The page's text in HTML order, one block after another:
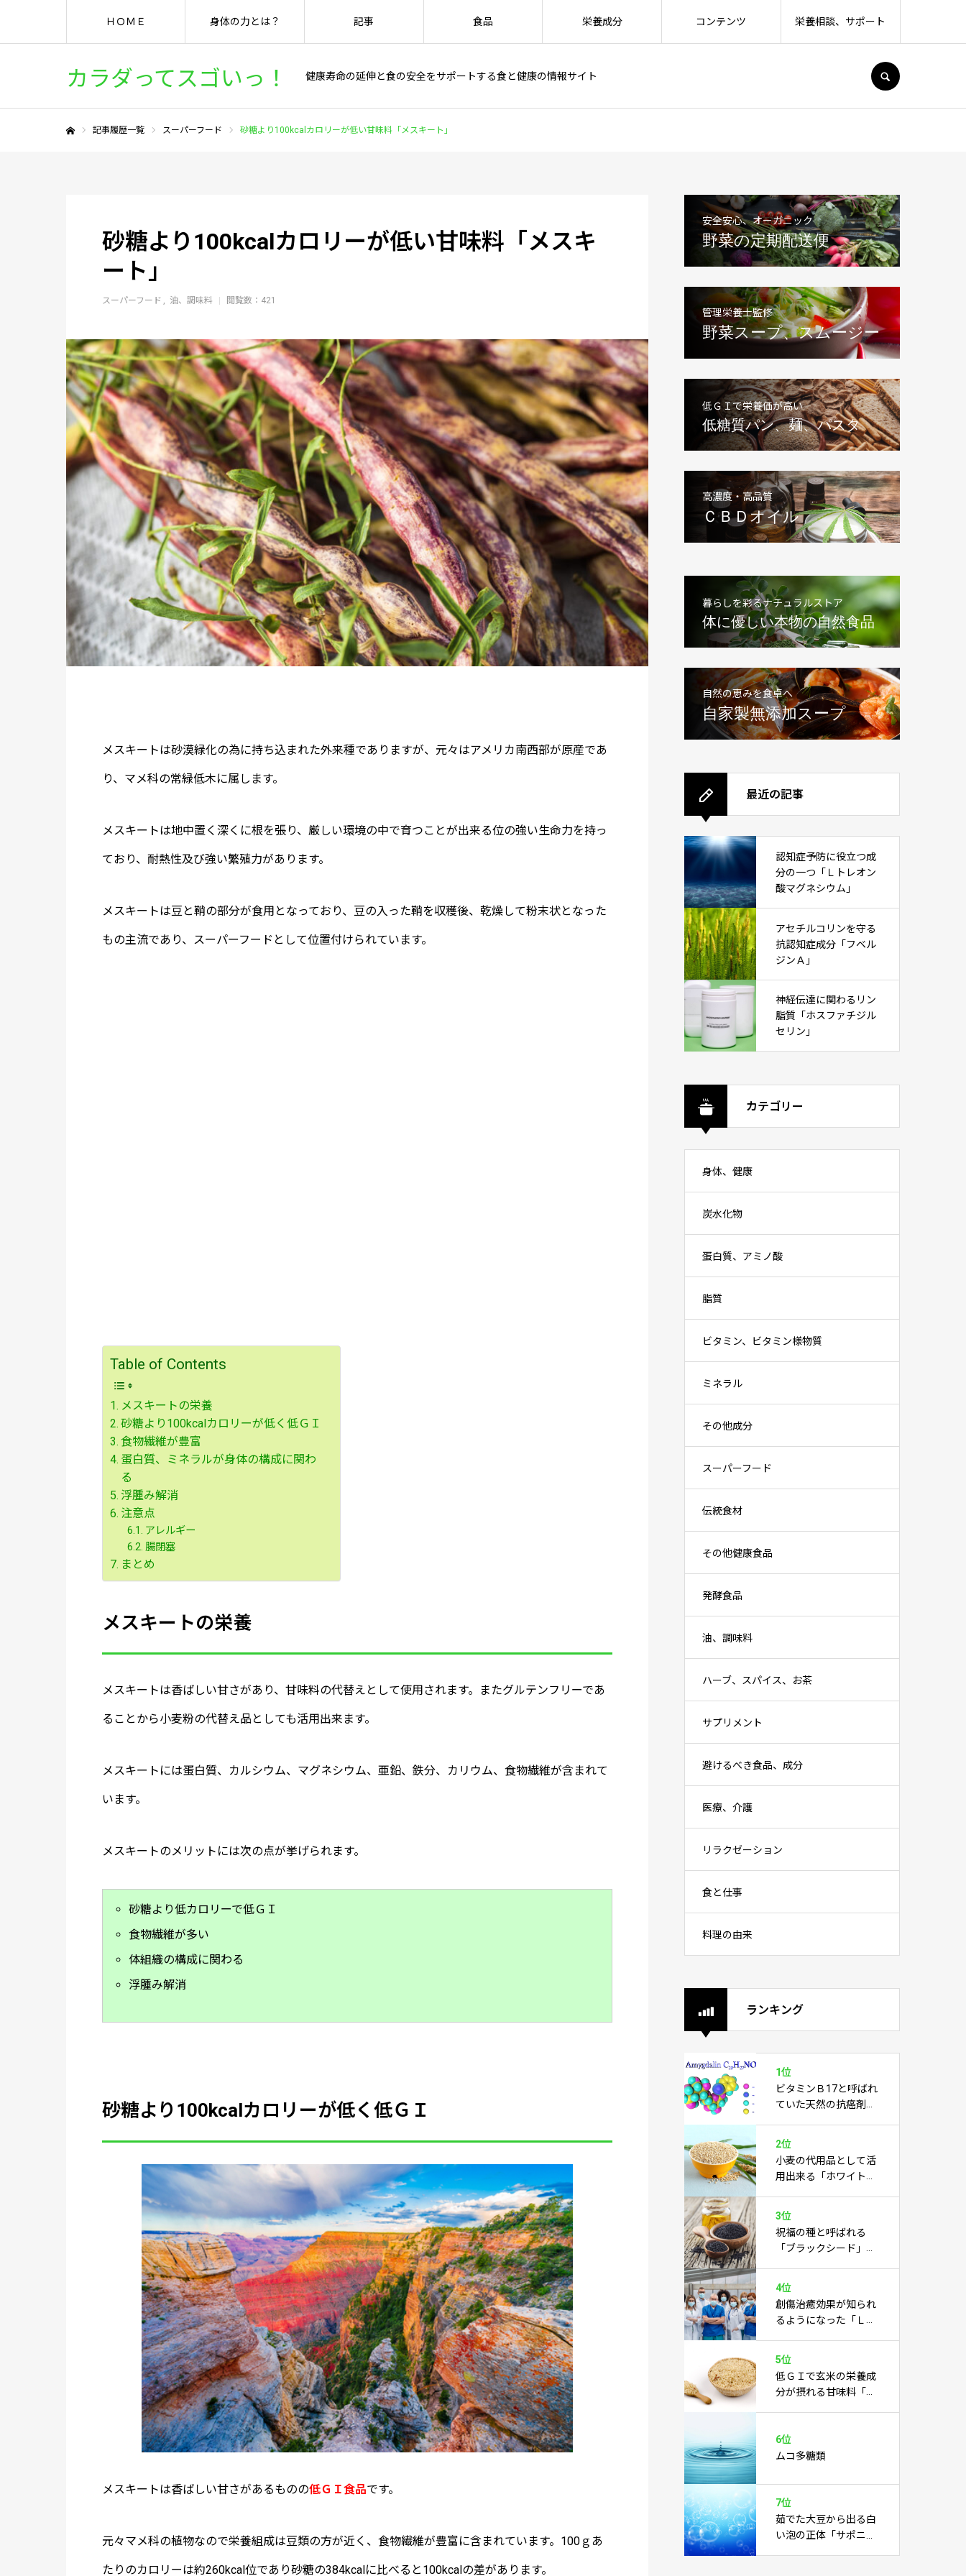
カラダってスゴいっ！ 健康寿命の延伸と食の安全をサポートする食と健康の情報サイト
ＨＯＭＥ 身体の力とは？ 記事 食品 栄養成分 コンテンツ 栄養相談、サポート
記事履歴一覧 スーパーフード 砂糖より100kcalカロリーが低い甘味料「メスキート」
砂糖より100kcalカロリーが低い甘味料「メスキ
ート」
スーパーフード 油、調味料 閲覧数：421
メスキートは砂漠緑化の為に持ち込まれた外来種でありますが、元々はアメリカ南西部が原産であ
り、マメ科の常緑低木に属します。
メスキートは地中置く深くに根を張り、厳しい環境の中で育つことが出来る位の強い生命力を持っ
ており、耐熱性及び強い繁殖力があります。
メスキートは豆と鞘の部分が食用となっており、豆の入った鞘を収穫後、乾燥して粉末状となった
もの主流であり、スーパーフードとして位置付けられています。
Table of Contents
メスキートの栄養
砂糖より100kcalカロリーが低く低ＧＩ
食物繊維が豊富
蛋白質、ミネラルが身体の構成に関わ
る
浮腫み解消
注意点
アレルギー
腸閉塞
まとめ
メスキートの栄養
メスキートは香ばしい甘さがあり、甘味料の代替えとして使用されます。またグルテンフリーであ
ることから小麦粉の代替え品としても活用出来ます。
メスキートには蛋白質、カルシウム、マグネシウム、亜鉛、鉄分、カリウム、食物繊維が含まれて
います。
メスキートのメリットには次の点が挙げられます。
砂糖より低カロリーで低ＧＩ
食物繊維が多い
体組織の構成に関わる
浮腫み解消
砂糖より100kcalカロリーが低く低ＧＩ
メスキートは香ばしい甘さがあるものの低ＧＩ食品です。
元々マメ科の植物なので栄養組成は豆類の方が近く、食物繊維が豊富に含まれています。100ｇあ
たりのカロリーは約260kcal位であり砂糖の384kcalに比べると100kcalの差があります。
安全安心、オーガニック
野菜の定期配送便
管理栄養士監修
野菜スープ、スムージー
低ＧＩで栄養価が高い
低糖質パン、麺、パスタ
高濃度・高品質
ＣＢＤオイル
暮らしを彩るナチュラルストア
体に優しい本物の自然食品
自然の恵みを食卓へ
自家製無添加スープ
最近の記事
認知症予防に役立つ成
分の一つ「Ｌトレオン
酸マグネシウム」
アセチルコリンを守る
抗認知症成分「フベル
ジンＡ」
神経伝達に関わるリン
脂質「ホスファチジル
セリン」
カテゴリー
身体、健康
炭水化物
蛋白質、アミノ酸
脂質
ビタミン、ビタミン様物質
ミネラル
その他成分
スーパーフード
伝統食材
その他健康食品
発酵食品
油、調味料
ハーブ、スパイス、お茶
サプリメント
避けるべき食品、成分
医療、介護
リラクゼーション
食と仕事
料理の由来
ランキング
1位
ビタミンＢ17と呼ばれ
ていた天然の抗癌剤
2位
小麦の代用品として活
用出来る「ホワイトソ
3位
祝福の種と呼ばれる
「ブラックシード」は
4位
創傷治癒効果が知られ
るようになった「Ｌカ
5位
低ＧＩで玄米の栄養成
分が摂れる甘味料「玄
6位
ムコ多糖類
7位
茹でた大豆から出る白
い泡の正体「サポニ